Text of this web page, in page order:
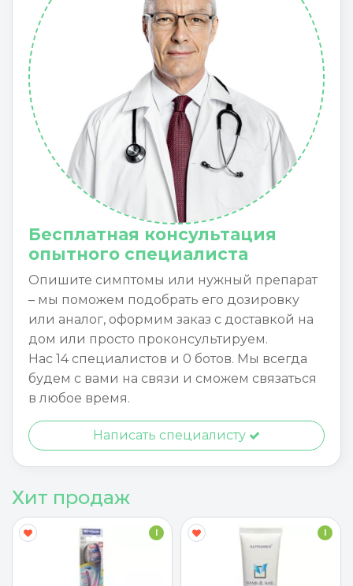
Бесплатная консультация
опытного специалиста
Опишите симптомы или нужный препарат
– мы поможем подобрать его дозировку
или аналог, оформим заказ с доставкой на
дом или просто проконсультируем.
Нас 14 специалистов и 0 ботов. Мы всегда
будем с вами на связи и сможем связаться
в любое время.
Написать специалисту
Хит продаж
I I